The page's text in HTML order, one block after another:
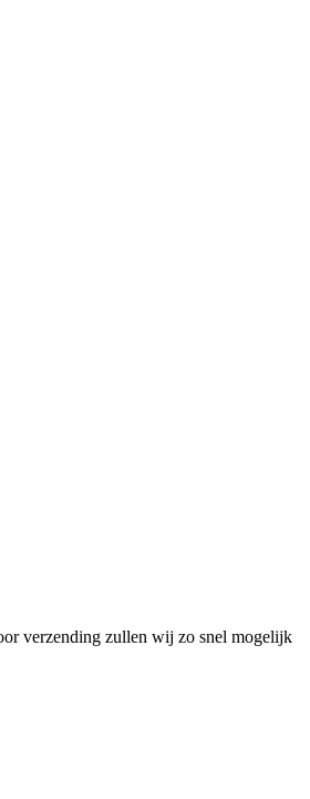
verzending zullen wij zo snel mogelijk